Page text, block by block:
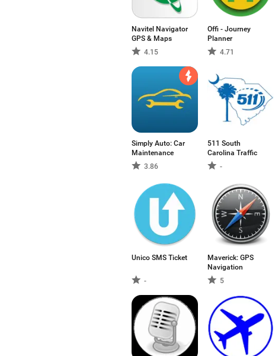
Navitel Navigator
GPS & Maps
4.15
Offi - Journey
Planner
4.71
Simply Auto: Car
Maintenance
3.86
511 South
Carolina Traffic
-
Unico SMS Ticket
-
Maverick: GPS
Navigation
5